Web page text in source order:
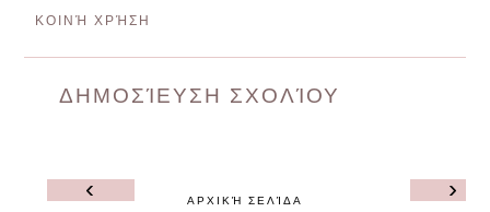
ΚΟΙΝΉ ΧΡΉΣΗ
ΔΗΜΟΣΊΕΥΣΗ ΣΧΟΛΊΟΥ
‹ ›
ΑΡΧΙΚΉ ΣΕΛΊΔΑ